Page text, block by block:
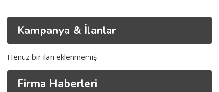
Kampanya & İlanlar
Henüz bir ilan eklenmemiş
Firma Haberleri